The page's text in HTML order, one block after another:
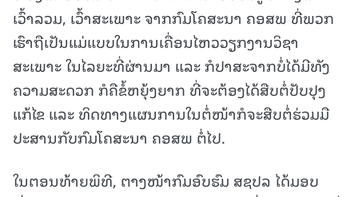
ເວົ້າລວມ, ເວົ້າສະເພາະ ຈາກກົມໂຄສະນາ ຄອສພ ທີ່ພວກ
ເຮົາຖືເປັນແມ່ແບບໃນການເຄື່ອນໄຫວວຽກງານວິຊາ
ສະເພາະ ໃນໄລຍະທີ່ຜ່ານມາ ແລະ ກໍປາສະຈາກບໍ່ໄດ້ມີທັງ
ຄວາມສະດວກ ກໍຄືຂໍ້ຫຍຸ້ງຍາກ ທີ່ຈະຕ້ອງໄດ້ສືບຕໍ່ປັບປຸງ
ແກ້ໄຂ ແລະ ທິດທາງແຜນການໃນຕໍ່ໜ້າກໍຈະສືບຕໍ່ຮ່ວມມື
ປະສານກັບກົມໂຄສະນາ ຄອສພ ຕໍ່ໄປ.
ໃນຕອນທ້າຍພິທີ, ຕາງໜ້າກົມອົບຮົມ ສຊປລ ໄດ້ມອບ